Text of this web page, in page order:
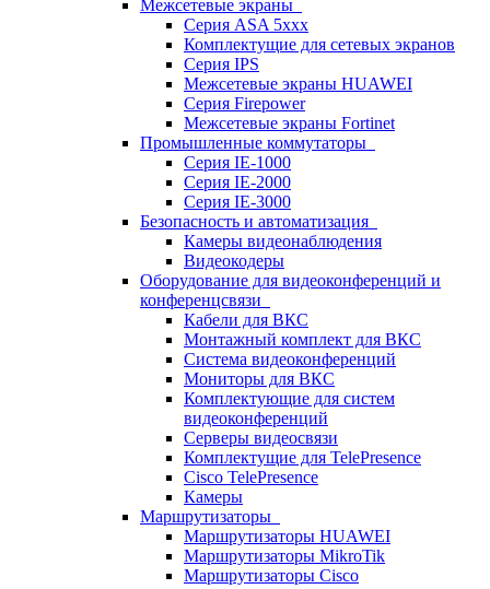
Межсетевые экраны
Серия ASA 5xxx
Комплектущие для сетевых экранов
Серия IPS
Межсетевые экраны HUAWEI
Серия Firepower
Межсетевые экраны Fortinet
Промышленные коммутаторы
Серия IE-1000
Серия IE-2000
Серия IE-3000
Безопасность и автоматизация
Камеры видеонаблюдения
Видеокодеры
Оборудование для видеоконференций и
конференцсвязи
Кабели для ВКС
Монтажный комплект для ВКС
Система видеоконференций
Мониторы для ВКС
Комплектующие для систем
видеоконференций
Серверы видеосвязи
Комплектущие для TelePresence
Cisco TelePresence
Камеры
Маршрутизаторы
Маршрутизаторы HUAWEI
Маршрутизаторы MikroTik
Маршрутизаторы Cisco